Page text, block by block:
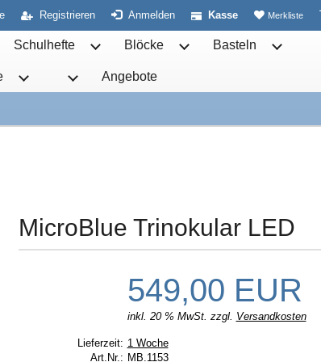
Registrieren Anmelden Kasse Merklisteist
Zeichnen öffnen
von Schreiben öffnen
Schulhefte Untermenü von Schulhefte öffnen
Blöcke Untermenü von Blöcke
Basteln
Mikroskope öffnen
Untermenü von Weitere öffnen
Angebote
MicroBlue Trinokular LED
549,00 EUR
inkl. 20 % MwSt. zzgl. Versandkosten
Lieferzeit: Lieferzeit:
1 Woche
Art.Nr.: MB.1153